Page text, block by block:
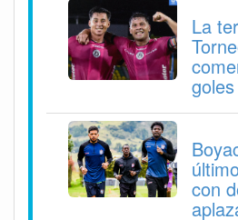
La
goles
con